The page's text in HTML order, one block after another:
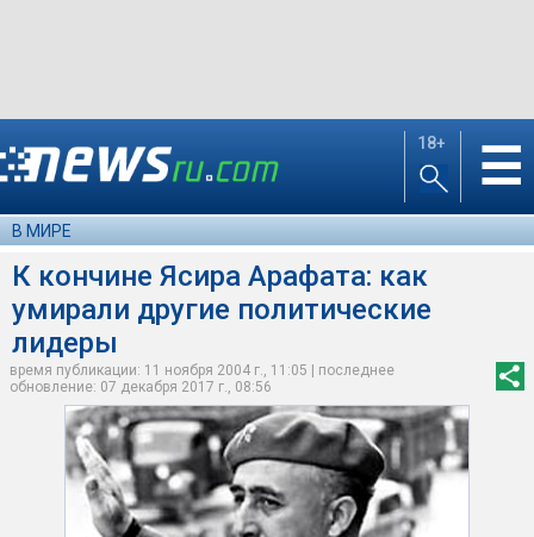
18+ ☰
В МИРЕ
К кончине Ясира Арафата: как
умирали другие политические
лидеры
время публикации: 11 ноября 2004 г., 11:05 | последнее
обновление: 07 декабря 2017 г., 08:56